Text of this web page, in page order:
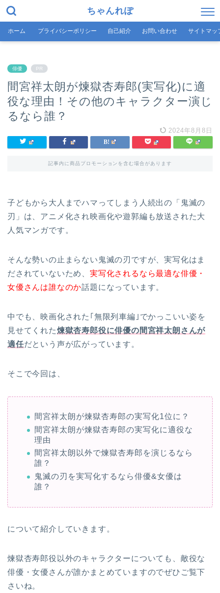
ちゃんれぽ
ホーム プライバシーポリシー 自己紹介 お問い合わせ サイトマッ
俳優 PR
間宮祥太朗が煉獄杏寿郎(実写化)に適
役な理由！その他のキャラクター演じ
るなら誰？
2024年8月8日
記事内に商品プロモーションを含む場合があります
子どもから大人までハマってしまう人続出の「鬼滅の
刃」は、アニメ化され映画化や遊郭編も放送された大
人気マンガです。
そんな勢いの止まらない鬼滅の刃ですが、実写化はま
だされていないため、実写化されるなら最適な俳優・
女優さんは誰なのか話題になっています。
中でも、映画化された｢無限列車編｣でかっこいい姿を
見せてくれた煉獄杏寿郎役に俳優の間宮祥太朗さんが
適任だという声が広がっています。
そこで今回は、
間宮祥太朗が煉獄杏寿郎の実写化1位に？
間宮祥太朗が煉獄杏寿郎の実写化に適役な
理由
間宮祥太朗以外で煉獄杏寿郎を演じるなら
誰？
鬼滅の刃を実写化するなら俳優&女優は
誰？
について紹介していきます。
煉獄杏寿郎役以外のキャラクターについても、敵役な
俳優・女優さんが誰かまとめていますのでぜひご覧下
さいね。